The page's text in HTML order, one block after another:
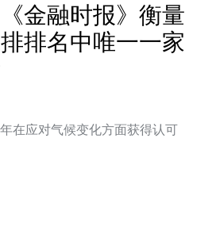
金融时报》衡量
排名中唯一一家
在应对气候变化方面获得认可